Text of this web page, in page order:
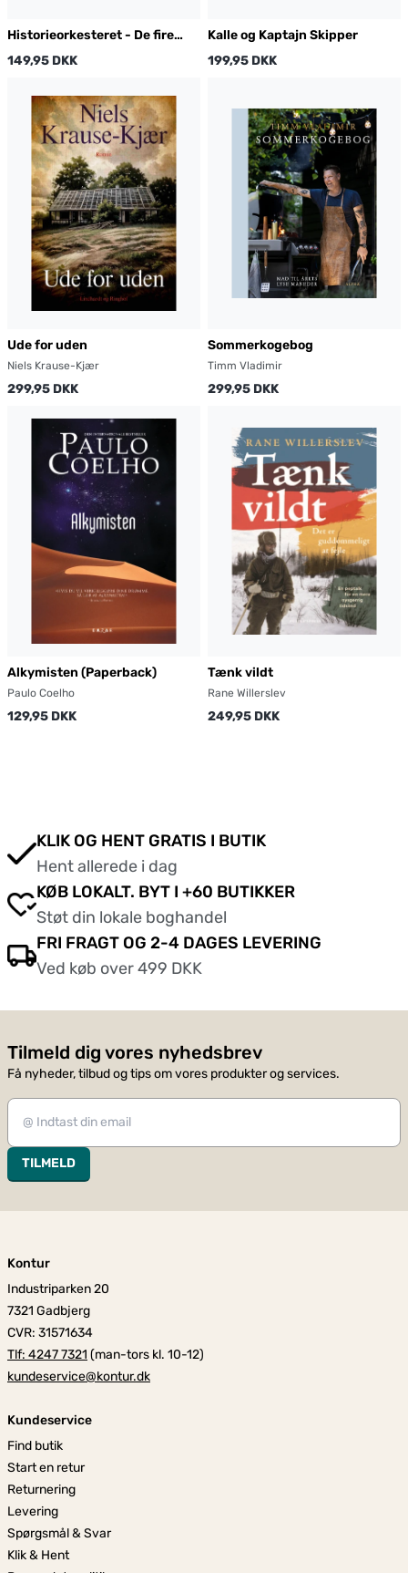
Historieorkesteret - De fire
årstider
149,95 DKK
Kalle og Kaptajn Skipper
199,95 DKK
Ude for uden
Niels Krause-Kjær
299,95 DKK
Sommerkogebog
Timm Vladimir
299,95 DKK
Alkymisten (Paperback)
Paulo Coelho
129,95 DKK
Tænk vildt
Rane Willerslev
249,95 DKK
KLIK OG HENT GRATIS I BUTIK
Hent allerede i dag
KØB LOKALT. BYT I +60 BUTIKKER
Støt din lokale boghandel
FRI FRAGT OG 2-4 DAGES LEVERING
Ved køb over 499 DKK
Tilmeld dig vores nyhedsbrev
Få nyheder, tilbud og tips om vores produkter og services.
TILMELD
Kontur
Industriparken 20
7321 Gadbjerg
CVR: 31571634
Tlf: 4247 7321 (man-tors kl. 10-12)
kundeservice@kontur.dk
Kundeservice
Find butik
Start en retur
Returnering
Levering
Spørgsmål & Svar
Klik & Hent